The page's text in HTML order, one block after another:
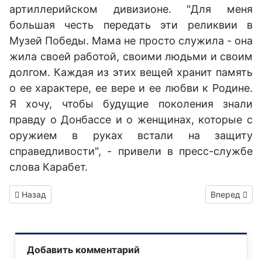
артиллерийском дивизионе. "Для меня
большая честь передать эти реликвии в
Музей Победы. Мама не просто служила - она
жила своей работой, своими людьми и своим
долгом. Каждая из этих вещей хранит память
о ее характере, ее вере и ее любви к Родине.
Я хочу, чтобы будущие поколения знали
правду о Донбассе и о женщинах, которые с
оружием в руках встали на защиту
справедливости", - привели в пресс-службе
слова Карабет.
Предыдущий: Автобусы из Кузбасса прибыли в Горловку,
Назад Следующий:
Вперед
Добавить комментарий